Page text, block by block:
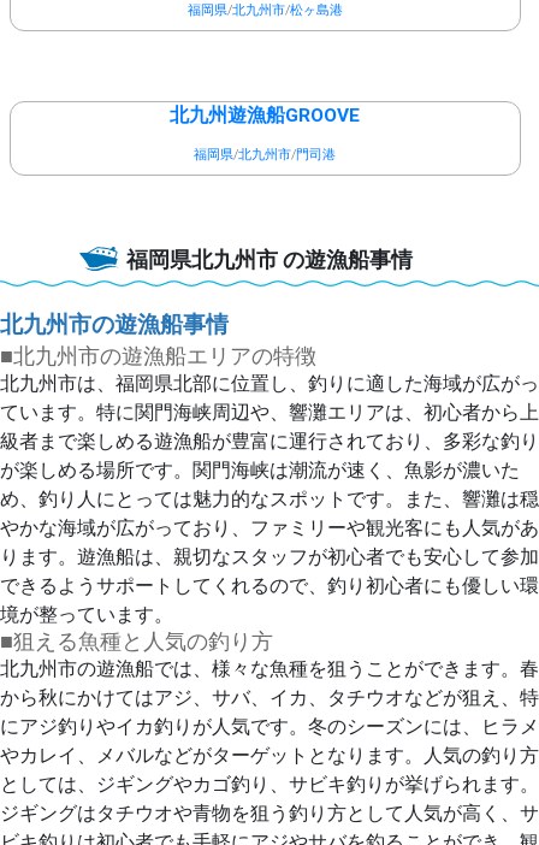
福岡県/北九州市/松ヶ島港
北九州遊漁船GROOVE
福岡県/北九州市/門司港
福岡県北九州市の遊漁船事情
北九州市の遊漁船事情
■北九州市の遊漁船エリアの特徴
北九州市は、福岡県北部に位置し、釣りに適した海域が広がっ
ています。特に関門海峡周辺や、響灘エリアは、初心者から上
級者まで楽しめる遊漁船が豊富に運行されており、多彩な釣り
が楽しめる場所です。関門海峡は潮流が速く、魚影が濃いた
め、釣り人にとっては魅力的なスポットです。また、響灘は穏
やかな海域が広がっており、ファミリーや観光客にも人気があ
ります。遊漁船は、親切なスタッフが初心者でも安心して参加
できるようサポートしてくれるので、釣り初心者にも優しい環
境が整っています。
■狙える魚種と人気の釣り方
北九州市の遊漁船では、様々な魚種を狙うことができます。春
から秋にかけてはアジ、サバ、イカ、タチウオなどが狙え、特
にアジ釣りやイカ釣りが人気です。冬のシーズンには、ヒラメ
やカレイ、メバルなどがターゲットとなります。人気の釣り方
としては、ジギングやカゴ釣り、サビキ釣りが挙げられます。
ジギングはタチウオや青物を狙う釣り方として人気が高く、サ